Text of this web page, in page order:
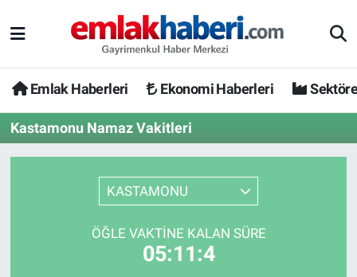
Emlak Haberleri Ekonomi Haberleri
Kastamonu Namaz Vakitleri
KASTAMONU
ÖĞLE VAKTINE KALAN SÜRE
05:11:4